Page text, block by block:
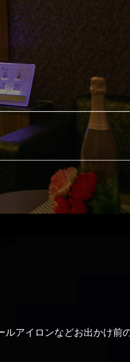
アイロンなどお出かけ前